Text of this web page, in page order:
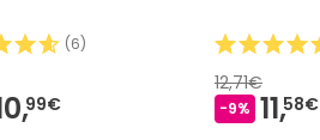
(6)
99€
12,71€
-9% 11,58€